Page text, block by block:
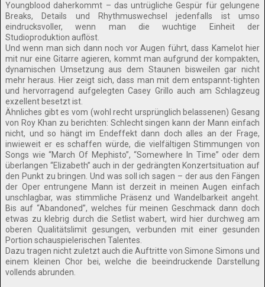
Youngblood daherkommt – das untrügliche Gespür für gelungene
Breaks, Details und Rhythmuswechsel jedenfalls ist umso
eindrucksvoller, wenn man die wuchtige Einheit der
Studioproduktion auflöst.
Und wenn man sich dann noch vor Augen führt, dass Kamelot hier
mit nur eine Gitarre agieren, kommt man aufgrund der kompakten,
dynamischen Umsetzung aus dem Staunen bisweilen gar nicht
mehr heraus. Hier zeigt sich, dass man mit dem entspannt-tighten
und hervorragend aufgelegten Casey Grillo auch am Schlagzeug
exzellent besetzt ist.
Ähnliches gibt es vom (wohl recht ursprünglich belassenen) Gesang
von Roy Khan zu berichten: Schlecht singen kann der Mann einfach
nicht, und so hängt im Endeffekt dann doch alles an der Frage,
inwieweit er es schaffen würde, die vielfältigen Stimmungen von
Songs wie “March Of Mephisto”, “Somewhere In Time” oder dem
überlangen “Elizabeth” auch in der gedrängten Konzertsituation auf
den Punkt zu bringen. Und was soll ich sagen – der aus den Fängen
der Oper entrungene Mann ist derzeit in meinen Augen einfach
unschlagbar, was stimmliche Präsenz und Wandelbarkeit angeht.
Bis auf “Abandoned”, welches für meinen Geschmack dann doch
etwas zu klebrig durch die Setlist wabert, wird hier durchweg am
oberen Qualitätslimit gesungen, verbunden mit einer gesunden
Portion schauspielerischen Talentes.
Dazu tragen nicht zuletzt auch die Auftritte von Simone Simons und
einem kleinen Chor bei, welche die beeindruckende Darstellung
vollends abrunden.